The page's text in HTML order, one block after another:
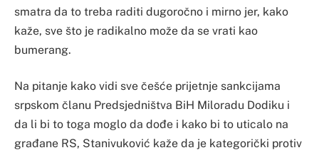
smatra da to treba raditi dugoročno i mirno jer, kako
kaže, sve što je radikalno može da se vrati kao
bumerang.
Na pitanje kako vidi sve češće prijetnje sankcijama
srpskom članu Predsjedništva BiH Miloradu Dodiku i
da li bi to toga moglo da dođe i kako bi to uticalo na
građane RS, Stanivuković kaže da je kategorički protiv